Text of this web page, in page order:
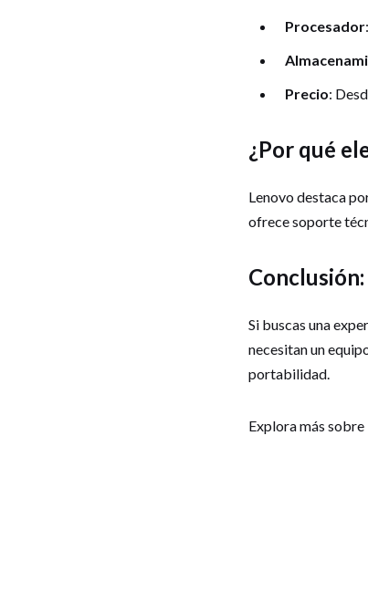
Procesador
Precio:
¿Por qué
Lenovo destaca
ofrece soporte
Si buscas una
necesitan un
portabilidad.
Explora más sobre